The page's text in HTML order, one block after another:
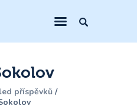
příspěvků